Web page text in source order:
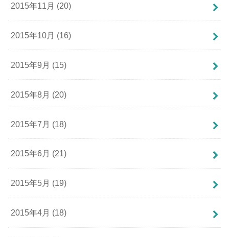
2015年11月 (20)
2015年10月 (16)
2015年9月 (15)
2015年8月 (20)
2015年7月 (18)
2015年6月 (21)
2015年5月 (19)
2015年4月 (18)